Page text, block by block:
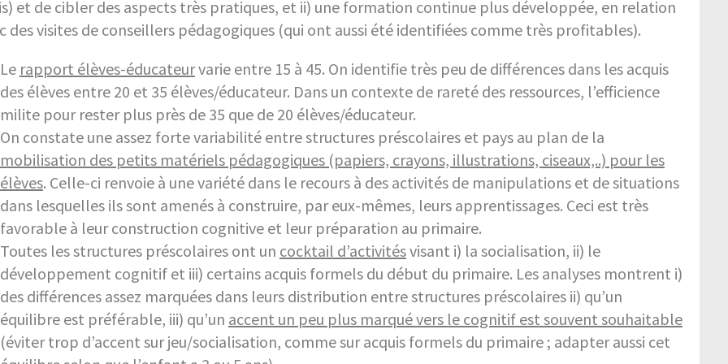
et de cibler des aspects très pratiques, et ii) une formation continue plus développée, en relation
des visites de conseillers pédagogiques (qui ont aussi été identifiées comme très profitables).
Le rapport élèves-éducateurvarie entre 15 à 45. On identifie très peu de différences dans les acquis
des élèves entre 20 et 35 élèves/éducateur. Dans un contexte de rareté des ressources, l’efficience
milite pour rester plus près de 35 que de 20 élèves/éducateur.
On constate une assez forte variabilité entre structures préscolaires et pays au plan de la
mobilisation des petits matériels pédagogiques (papiers, crayons, illustrations, ciseaux,..) pour les
élèves. Celle-ci renvoie à une variété dans le recours à des activités de manipulations et de situations
dans lesquelles ils sont amenés à construire, par eux-mêmes, leurs apprentissages. Ceci est très
favorable à leur construction cognitive et leur préparation au primaire.
Toutes les structures préscolaires ont un cocktail d’activitésvisant i) la socialisation, ii) le
développement cognitif et iii) certains acquis formels du début du primaire. Les analyses montrent i)
des différences assez marquées dans leurs distribution entre structures préscolaires ii) qu’un
équilibre est préférable, iii) qu’un accent un peu plus marqué vers le cognitif est souvent souhaitable
(éviter trop d’accent sur jeu/socialisation, comme sur acquis formels du primaire ; adapter aussi cet